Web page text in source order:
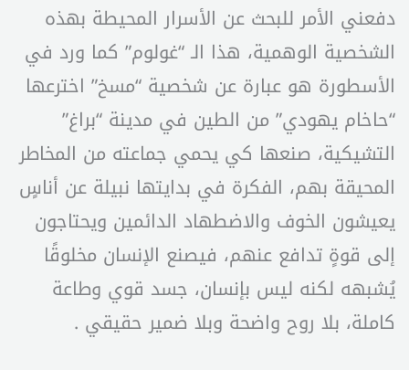
دفعني الأمر للبحث عن الأسرار المحيطة بهذه
الشخصية الوهمية، هذا الـ “غولوم” كما ورد في
الأسطورة هو عبارة عن شخصية “مسخ” اخترعها
“حاخام يهودي” من الطين في مدينة “براغ”
التشيكية، صنعها كي يحمي جماعته من المخاطر
المحيقة بهم، الفكرة في بدايتها نبيلة عن أناسٍ
يعيشون الخوف والاضطهاد الدائمين ويحتاجون
إلى قوةٍ تدافع عنهم، فيصنع الإنسان مخلوقًا
يُشبهه لكنه ليس بإنسان، جسد قوي وطاعة
كاملة، بلا روح واضحة وبلا ضمير حقيقي .